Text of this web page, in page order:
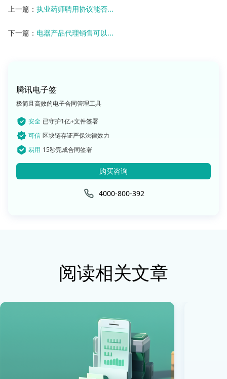
上一篇： 执业药师聘用协议能否...
下一篇： 电器产品代理销售可以...
腾讯电子签
极简且高效的电子合同管理工具
安全 已守护1亿+文件签署
可信 区块链存证严保法律效力
易用 15秒完成合同签署
购买咨询
4000-800-392
阅读相关文章